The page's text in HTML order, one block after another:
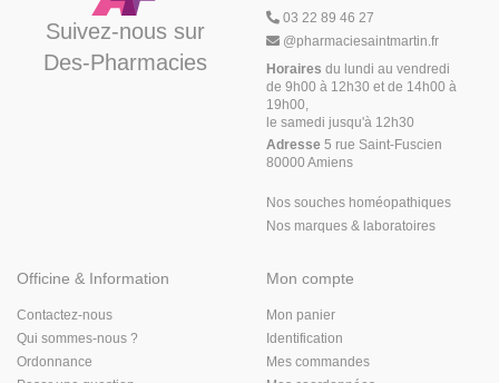
Suivez-nous sur
Des-Pharmacies
03 22 89 46 27
@pharmaciesaintmartin.fr
Horaires du lundi au vendredi
de 9h00 à 12h30 et de 14h00 à
19h00,
le samedi jusqu'à 12h30
Adresse 5 rue Saint-Fuscien
80000 Amiens
Nos souches homéopathiques
Nos marques & laboratoires
Officine & Information
Contactez-nous
Qui sommes-nous ?
Ordonnance
Mon compte
Mon panier
Identification
Mes commandes